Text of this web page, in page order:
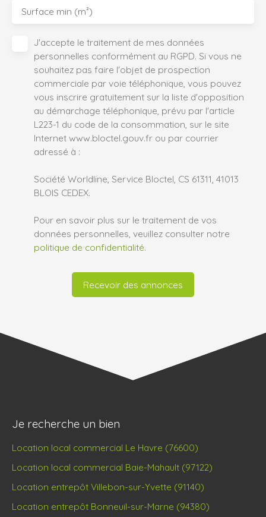
Surface min (m²)
J'accepte le traitement de mes données
personnelles conformément au RGPD. Si vous ne
souhaitez pas faire l'objet de prospection
commerciale par voie téléphonique, vous pouvez
vous inscrire gratuitement sur la liste d'opposition
au démarchage téléphonique, prévu par l'article
L223-1 du code de la consommation, sur le site
Internet www.bloctel.gouv.fr ou par courrier
adressé à :
Société Worldline, Service Bloctel, CS 61311, 41013
BLOIS CEDEX.
Pour en savoir plus sur le traitement de vos
données personnelles, veuillez consulter notre
politique de confidentialité.
Recevoir des annonces
Je recherche un bien
Location local commercial Le Havre (76600)
Location local commercial Baie-Mahault (97122)
Location entrepôt Villebon-sur-Yvette (91140)
Location entrepôt Bonneuil-sur-Marne (94380)